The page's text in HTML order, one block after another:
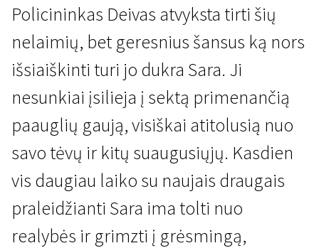
Naujienos iš Šiaurės
Bridžendas
1 val. 44 min. | Drama | N/A
Policininkas Deivas atvyksta tirti šių
nelaimių, bet geresnius šansus ką nors
išsiaiškinti turi jo dukra Sara. Ji
nesunkiai įsilieja į sektą primenančią
paauglių gaują, visiškai atitolusią nuo
savo tėvų ir kitų suaugusiųjų. Kasdien
vis daugiau laiko su naujais draugais
praleidžianti Sara ima tolti nuo
realybės ir grimzti į grėsmingą,